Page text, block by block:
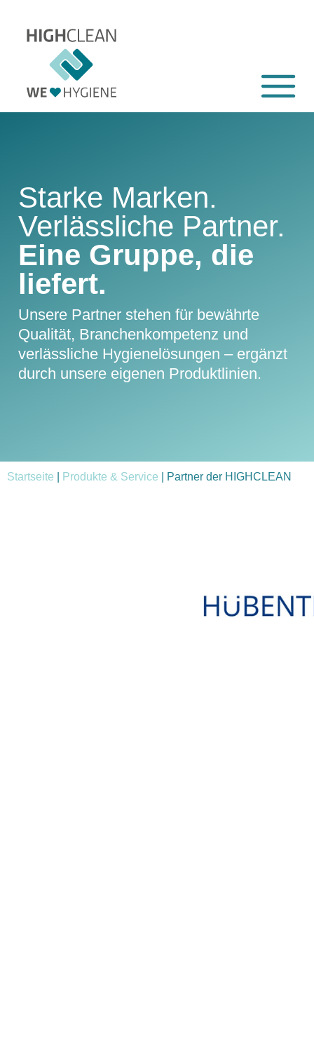
Starke Marken.
Verlässliche Partner.
Eine Gruppe, die
liefert.
Unsere Partner stehen für bewährte
Qualität, Branchenkompetenz und
verlässliche Hygienelösungen – ergänzt
durch unsere eigenen Produktlinien.
Startseite Produkte & Service Partner der HIGHCLEAN